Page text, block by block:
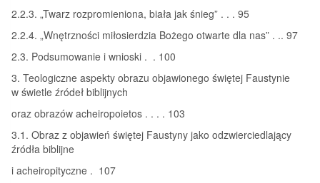
2.2.3. „Twarz rozpromieniona, biała jak śnieg” . . . 95
2.2.4. „Wnętrzności miłosierdzia Bożego otwarte dla nas” . .. 97
2.3. Podsumowanie i wnioski . . 100
3. Teologiczne aspekty obrazu objawionego świętej Faustynie
w świetle źródeł biblijnych
oraz obrazów acheiropoietos . . . . 103
3.1. Obraz z objawień świętej Faustyny jako odzwierciedlający
źródła biblijne
i acheiropityczne . 107